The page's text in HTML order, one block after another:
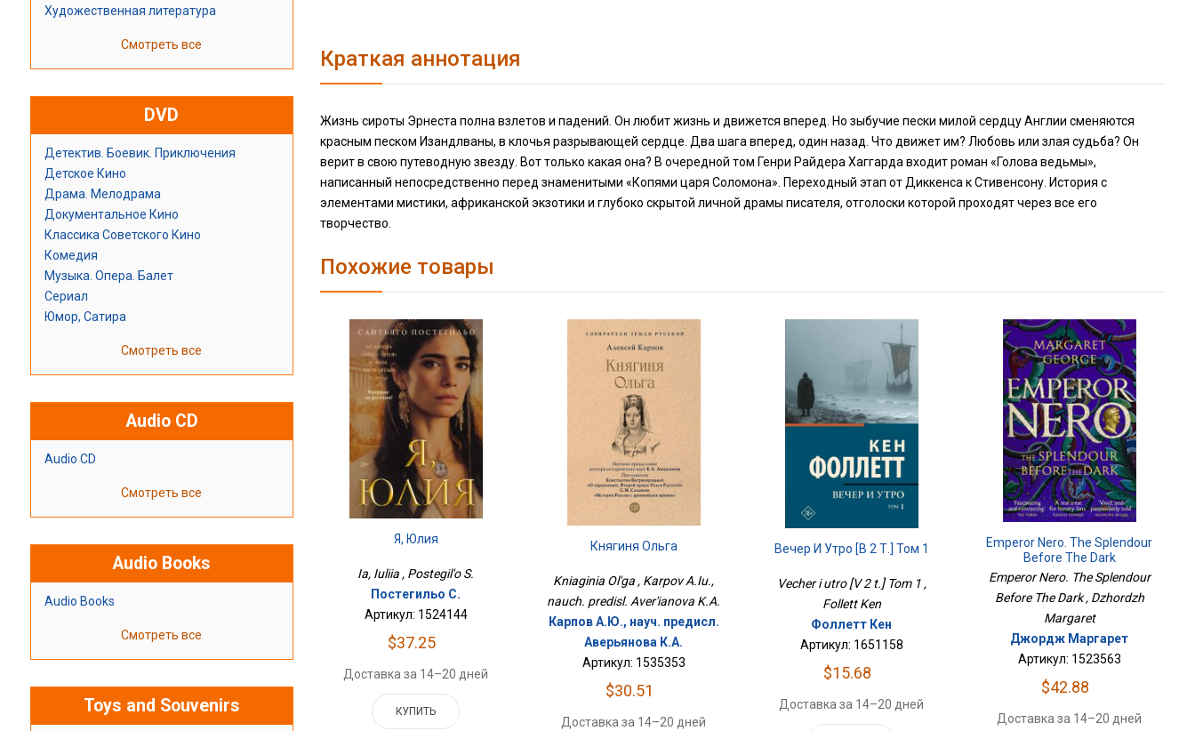
Художественная литература
Смотреть все
DVD
Детектив. Боевик. Приключения
Детское Кино
Драма. Мелодрама
Документальное Кино
Классика Советского Кино
Комедия
Музыка. Опера. Балет
Сериал
Юмор, Сатира
Смотреть все
Audio CD
Audio CD
Смотреть все
Audio Books
Audio Books
Смотреть все
Toys and Souvenirs
Краткая аннотация
Жизнь сироты Эрнеста полна взлетов и падений. Он любит жизнь и движется вперед. Но зыбучие пески милой сердцу Англии сменяются
красным песком Изандлваны, в клочья разрывающей сердце. Два шага вперед, один назад. Что движет им? Любовь или злая судьба? Он
верит в свою путеводную звезду. Вот только какая она? В очередной том Генри Райдера Хаггарда входит роман «Голова ведьмы»,
написанный непосредственно перед знаменитыми «Копями царя Соломона». Переходный этап от Диккенса к Стивенсону. История с
элементами мистики, африканской экзотики и глубоко скрытой личной драмы писателя, отголоски которой проходят через все его
творчество.
Похожие товары
Я, Юлия
Ia, Iuliia , Postegil'o S.
Постегильо С.
Артикул: 1524144
$37.25
Доставка за 14–20 дней
КУПИТЬ
Княгиня Ольга
Kniaginia Ol'ga , Karpov A.Iu.,
nauch. predisl. Aver'ianova K.A.
Карпов А.Ю., науч. предисл.
Аверьянова К.А.
Артикул: 1535353
$30.51
Доставка за 14–20 дней
Вечер И Утро [В 2 Т.] Том 1
Vecher i utro [V 2 t.] Tom 1 ,
Follett Ken
Фоллетт Кен
Артикул: 1651158
$15.68
Доставка за 14–20 дней
Emperor Nero. The Splendour
Before The Dark
Emperor Nero. The Splendour
Before The Dark , Dzhordzh
Margaret
Джордж Маргарет
Артикул: 1523563
$42.88
Доставка за 14–20 дней